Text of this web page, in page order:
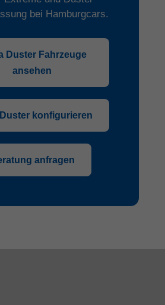
bei Hamburgcars.
Duster Fahrzeuge
ansehen
konfigurieren
anfragen